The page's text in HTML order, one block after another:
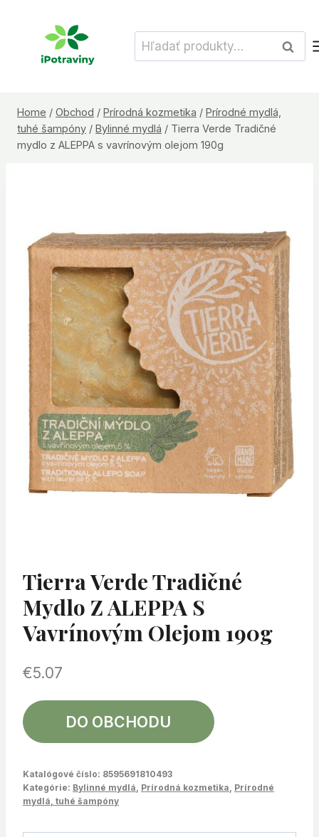
Hľadať:
Home / Obchod / Prírodná kozmetika / Prírodné mydlá,
tuhé šampóny / Bylinné mydlá / Tierra Verde Tradičné
mydlo z ALEPPA s vavrínovým olejom 190g
Tierra Verde Tradičné
Mydlo Z ALEPPA S
Vavrínovým Olejom 190g
€5.07
DO OBCHODU
Katalógové číslo: 8595691810493
Kategórie: Bylinné mydlá Prírodná kozmetika Prírodné
mydlá, tuhé šampóny